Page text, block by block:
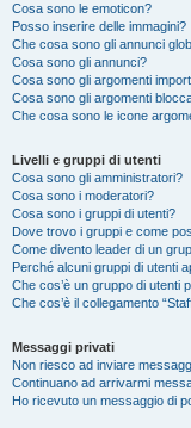
Cosa sono le emoticon?
Posso inserire delle immagini?
Che cosa sono gli annunci
Cosa sono gli annunci?
Cosa sono gli argomenti
Cosa sono gli argomenti
Che cosa sono le icone
Livelli e gruppi di utenti
Cosa sono gli amministratori?
Cosa sono i moderatori?
Cosa sono i gruppi di utenti?
Dove trovo i gruppi e come
Come divento leader di un
Perché alcuni gruppi di utenti
Che cos’è un gruppo di utenti
Che cos’è il collegamento
Messaggi privati
Non riesco ad inviare
Continuano ad arrivarmi
Ho ricevuto un messaggio di